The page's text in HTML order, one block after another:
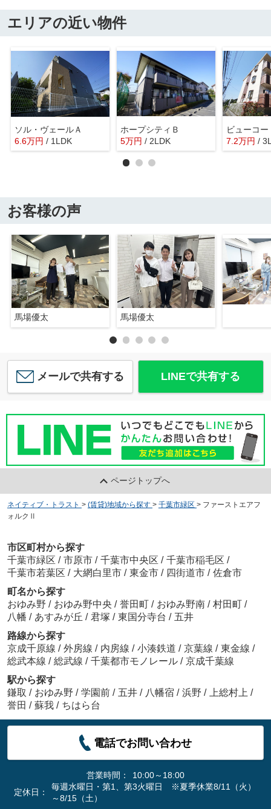
エリアの近い物件
ソル・ヴェールＡ
6.6万円 / 1LDK
ホープシティＢ
5万円 / 2LDK
ビューコ
7.2万円 /
お客様の声
馬場優太 馬場優太
メールで共有する LINEで共有する
ページトップへ
ネイティブ・トラスト > (賃貸)地域から探す > 千葉市緑区 > ファーストエアフ
ォルクⅡ
市区町村から探す
千葉市緑区 / 市原市 / 千葉市中央区 / 千葉市稲毛区 /
千葉市若葉区 / 大網白里市 / 東金市 / 四街道市 / 佐倉市
町名から探す
おゆみ野 / おゆみ野中央 / 誉田町 / おゆみ野南 / 村田町 /
八幡 / あすみが丘 / 君塚 / 東国分寺台 / 五井
路線から探す
京成千原線 / 外房線 / 内房線 / 小湊鉄道 / 京葉線 / 東金線 /
総武本線 / 総武線 / 千葉都市モノレール / 京成千葉線
駅から探す
鎌取 / おゆみ野 / 学園前 / 五井 / 八幡宿 / 浜野 / 上総村上 /
誉田 / 蘇我 / ちはら台
電話でお問い合わせ
営業時間：
10:00～18:00
定休日：
毎週水曜日・第1、第3火曜日 ※夏季休業8/11（火）
～8/15（土）